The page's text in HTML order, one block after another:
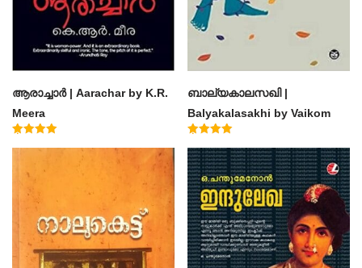
ആരാച്ചാര്‍ | Aarachar by K.R.
Meera
ബാല്യകാലസഖി |
Balyakalasakhi by Vaikom
Muhammad Basheer
4.60
out of 5